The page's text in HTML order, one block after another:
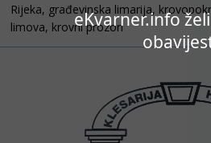
eKvarner.info
Rijeka, građevinska limarija,
limova, krovni prozori